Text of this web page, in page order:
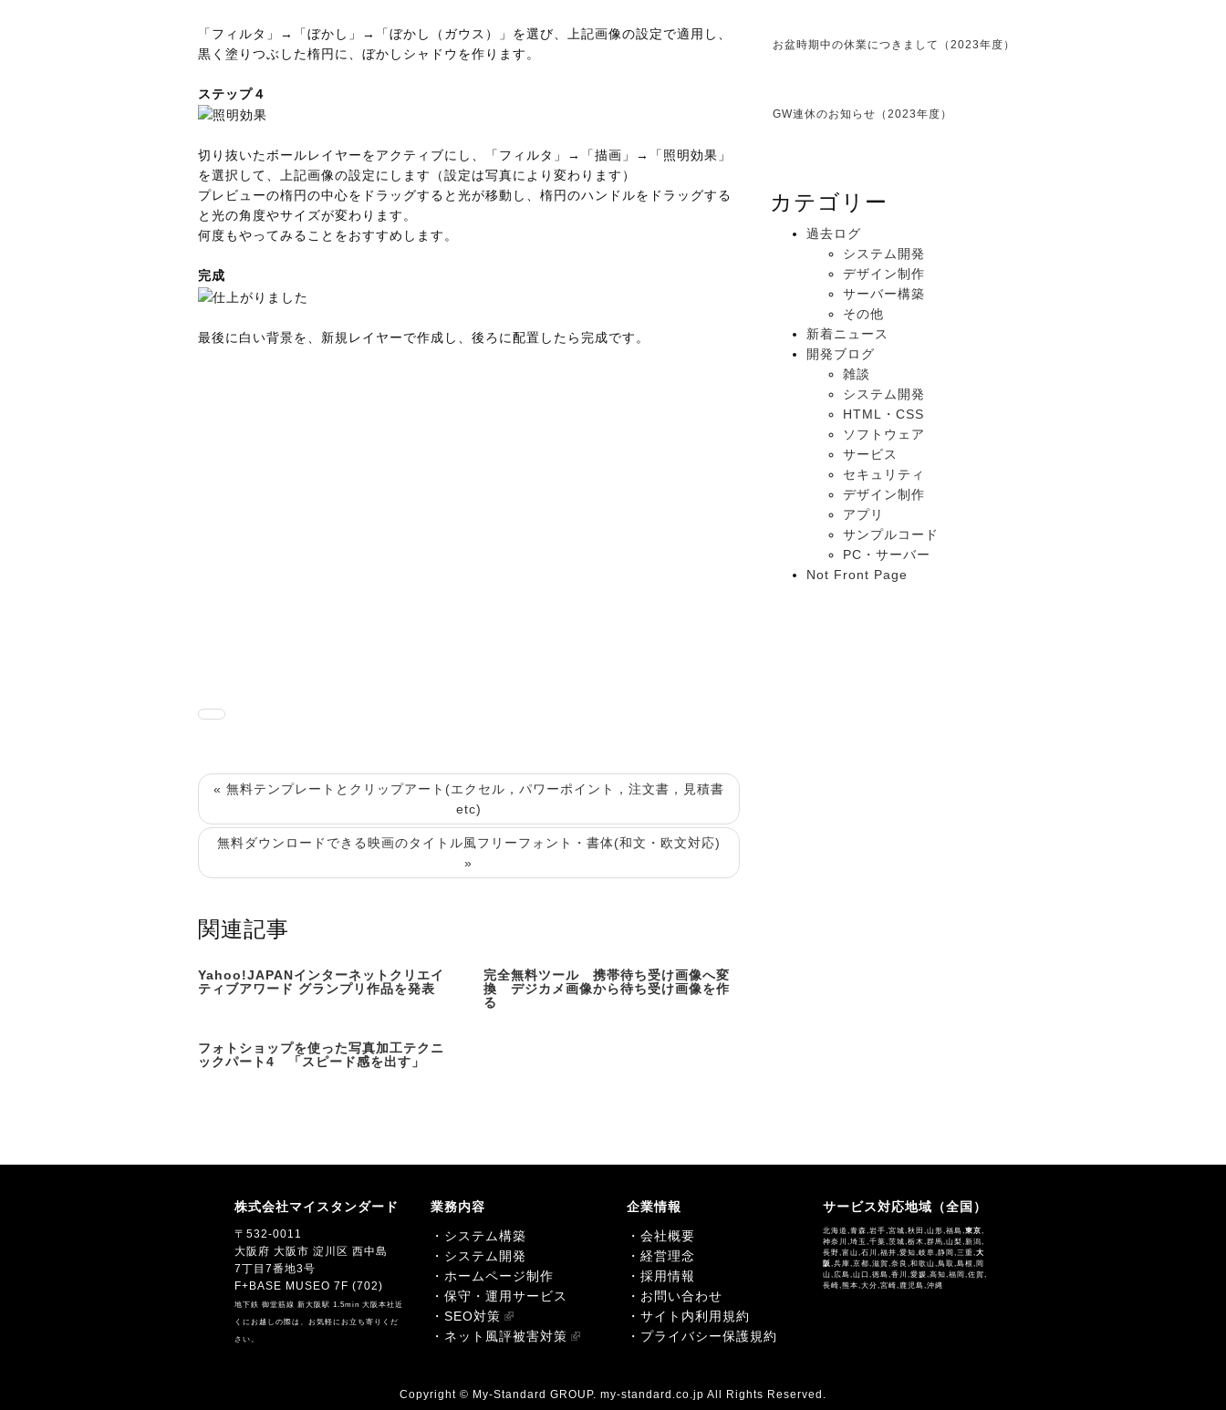
「フィルタ」→「ぼかし」→「ぼかし（ガウス）」を選び、上記画像の設定で適用し、
黒く塗りつぶした楕円に、ぼかしシャドウを作ります。
ステップ４
切り抜いたボールレイヤーをアクティブにし、「フィルタ」→「描画」→「照明効果」
を選択して、上記画像の設定にします（設定は写真により変わります）
プレビューの楕円の中心をドラッグすると光が移動し、楕円のハンドルをドラッグする
と光の角度やサイズが変わります。
何度もやってみることをおすすめします。
完成
最後に白い背景を、新規レイヤーで作成し、後ろに配置したら完成です。
« 無料テンプレートとクリップアート(エクセル，パワーポイント，注文書，見積書
etc)
無料ダウンロードできる映画のタイトル風フリーフォント・書体(和文・欧文対応)
»
関連記事
Yahoo!JAPANインターネットクリエイ
ティブアワード グランプリ作品を発表
完全無料ツール 携帯待ち受け画像へ変
換 デジカメ画像から待ち受け画像を作
る
フォトショップを使った写真加工テクニ
ックパート4 「スピード感を出す」
お盆時期中の休業につきまして（2023年度）
GW連休のお知らせ（2023年度）
カテゴリー
過去ログ
システム開発
デザイン制作
サーバー構築
その他
新着ニュース
開発ブログ
雑談
システム開発
HTML・CSS
ソフトウェア
サービス
セキュリティ
デザイン制作
アプリ
サンプルコード
PC・サーバー
Not Front Page
株式会社マイスタンダード
〒532-0011
大阪府 大阪市 淀川区 西中島
7丁目7番地3号
F+BASE MUSEO 7F (702)
地下鉄 御堂筋線 新大阪駅 1.5min 大阪本社近
くにお越しの際は、お気軽にお立ち寄りくだ
さい。
業務内容
・システム構築
・システム開発
・ホームページ制作
・保守・運用サービス
・SEO対策
・ネット風評被害対策
企業情報
・会社概要
・経営理念
・採用情報
・お問い合わせ
・サイト内利用規約
・プライバシー保護規約
サービス対応地域（全国）
北海道,青森,岩手,宮城,秋田,山形,福島, 東京
神奈川,埼玉,千葉,茨城,栃木,群馬,山梨,新潟,
長野,富山,石川,福井,愛知,岐阜,静岡,三重, 大
阪 ,兵庫,京都,滋賀,奈良,和歌山,鳥取,島根,岡
山,広島,山口,徳島,香川,愛媛,高知,福岡,佐賀,
長崎,熊本,大分,宮崎,鹿児島,沖縄
Copyright © My-Standard GROUP. my-standard.co.jp All Rights Reserved.